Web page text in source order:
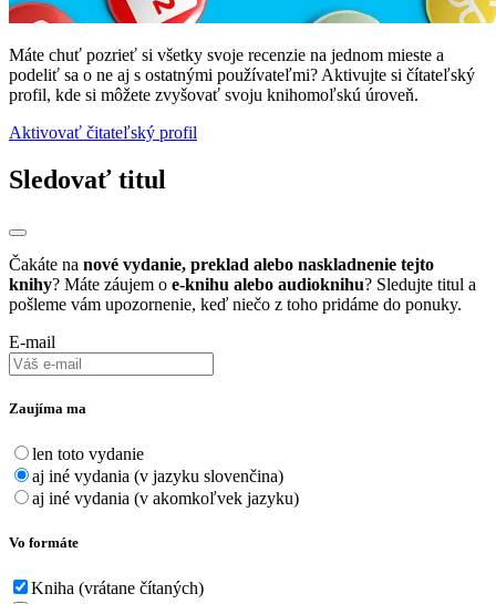
Máte chuť pozrieť si všetky svoje recenzie na jednom mieste a
podeliť sa o ne aj s ostatnými používateľmi? Aktivujte si čítateľský
profil, kde si môžete zvyšovať svoju knihomoľskú úroveň.
Aktivovať čitateľský profil
Sledovať titul
Čakáte na nové vydanie, preklad alebo naskladnenie tejto
knihy? Máte záujem o e-knihu alebo audioknihu? Sledujte titul a
pošleme vám upozornenie, keď niečo z toho pridáme do ponuky.
E-mail
Zaujíma ma
len toto vydanie
aj iné vydania (v jazyku slovenčina)
aj iné vydania (v akomkoľvek jazyku)
Vo formáte
Kniha (vrátane čítaných)